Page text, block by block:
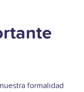
formalidad